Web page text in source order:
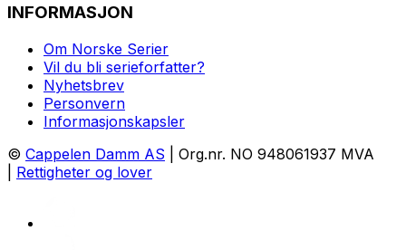
INFORMASJON
Om Norske Serier
Vil du bli serieforfatter?
Nyhetsbrev
Personvern
Informasjonskapsler
© Cappelen Damm AS | Org.nr. NO 948061937 MVA
Rettigheter og lover